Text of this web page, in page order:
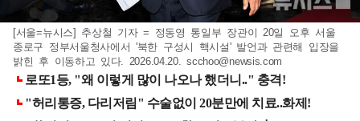
[서울=뉴시스] 추상철 기자 = 정동영 통일부 장관이 20일 오후 서울
종로구 정부서울청사에서 '북한 구성시 핵시설' 발언과 관련해 입장을
밝힌 후 이동하고 있다. 2026.04.20.scchoo@newsis.com